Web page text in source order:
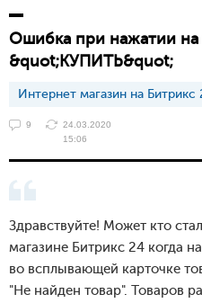
Ошибка при нажатии на
&quot;КУПИТЬ&quot;
Интернет магазин на Битрикс
9
24.03.2020
15:06
Здравствуйте! Может кто
магазине Битрикс 24 когда
во всплывающей карточке
"Не найден товар". Товаров